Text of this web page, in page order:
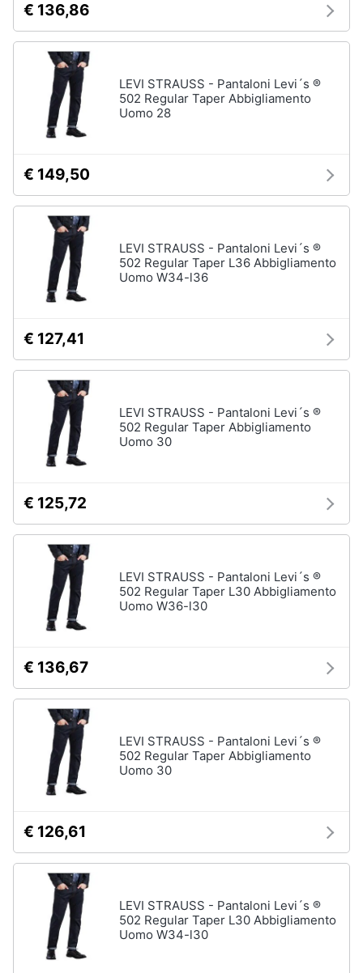
Collane
€ 136,86
LEVI STRAUSS - Pantaloni Levi´s ®
502 Regular Taper Abbigliamento
Uomo 28
€ 149,50
LEVI STRAUSS - Pantaloni Levi´s ®
502 Regular Taper L36 Abbigliamento
Uomo W34-l36
€ 127,41
LEVI STRAUSS - Pantaloni Levi´s ®
502 Regular Taper Abbigliamento
Uomo 30
€ 125,72
LEVI STRAUSS - Pantaloni Levi´s ®
502 Regular Taper L30 Abbigliamento
Uomo W36-l30
€ 136,67
LEVI STRAUSS - Pantaloni Levi´s ®
502 Regular Taper Abbigliamento
Uomo 30
€ 126,61
LEVI STRAUSS - Pantaloni Levi´s ®
502 Regular Taper L30 Abbigliamento
Uomo W34-l30